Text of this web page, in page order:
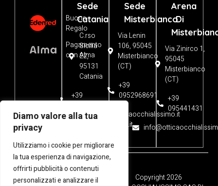
Diamo valore alla tua
privacy
Utilizziamo i cookie per migliorare
la tua esperienza di navigazione,
offrirti pubblicità o contenuti
personalizzati e analizzare il
Buono
Regalo
Pagamento
con Alma
Sede
Catania
C.rso
Sicilia
22,
95131
Catania
+39
info@otticaocchialissimo.it
Sede
Misterbianco
Via Lenin
106, 95045
Misterbianco
(CT)
+39
0952968691
info@otticaocchialissimo.it
Arena
Di
Via Zinirco 1,
95045
Misterbianco
(CT)
+39
095441431
Privacy PolicyCookies Policy
Copyright
Copyright 2026